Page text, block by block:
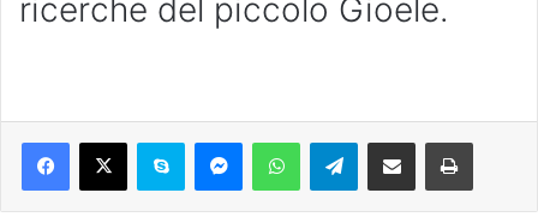
ricerche del piccolo Gioele.